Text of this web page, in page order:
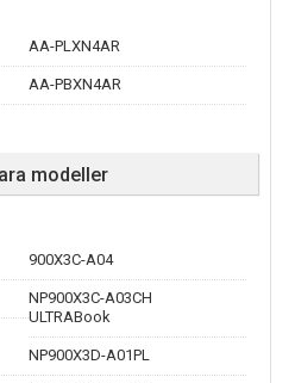
AA-PLXN4AR
AA-PBXN4AR
modeller
900X3C-A04
NP900X3C-A03CH
ULTRABook
NP900X3D-A01PL